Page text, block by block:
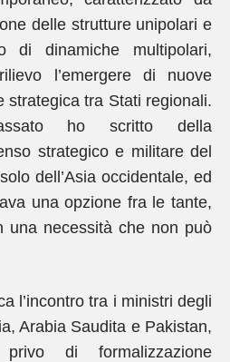
delle strutture unipolari e
di dinamiche multipolari,
l’emergere di nuove
strategica tra Stati regionali.
ho scritto della
strategico e militare del
dell’Asia occidentale, ed
una opzione fra le tante,
una necessità che non può
l’incontro tra i ministri degli
Arabia Saudita e Pakistan,
di formalizzazione